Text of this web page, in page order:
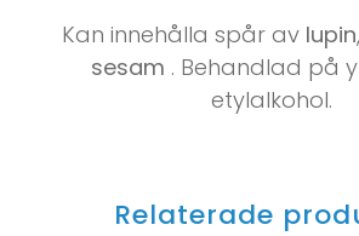
Kan innehålla spår av lupin,
sesam . Behandlad på
etylalkohol.
Relaterade